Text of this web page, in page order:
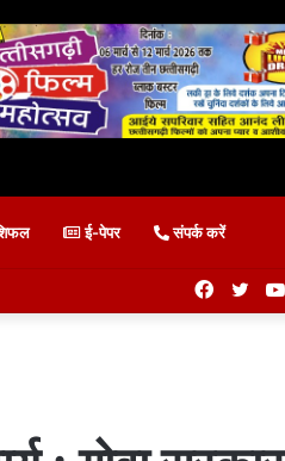
ई-पेपर संपर्क करें